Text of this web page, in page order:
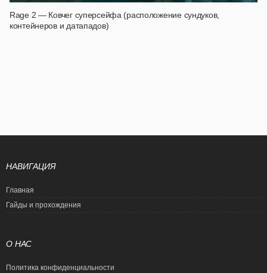
Rage 2 — Ковчег суперcейфа (расположение сундуков,
контейнеров и датападов)
НАВИГАЦИЯ
Главная
Гайды и прохождения
О НАС
Политика конфиденциальности